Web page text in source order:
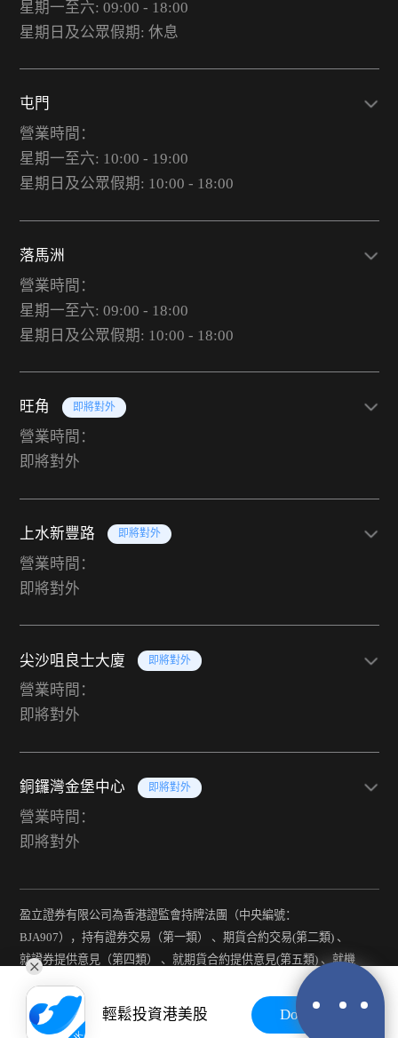
星期一至六: 09:00 - 18:00
星期日及公眾假期: 休息
屯門
營業時間：
星期一至六: 10:00 - 19:00
星期日及公眾假期: 10:00 - 18:00
落馬洲
營業時間：
星期一至六: 09:00 - 18:00
星期日及公眾假期: 10:00 - 18:00
旺角 即將對外
營業時間：
即將對外
上水新豐路 即將對外
營業時間：
即將對外
尖沙咀良士大廈 即將對外
營業時間：
即將對外
銅鑼灣金堡中心 即將對外
營業時間：
即將對外
盈立證券有限公司為香港證監會持牌法團（中央編號：
BJA907），持有證券交易（第一類） 、期貨合約交易(第二類) 、
就證券提供意見（第四類） 、就期貨合約提供意見(第五類) 、就機
構融資提供意見（第六類）及提供資產管理（第九類）牌照。
輕鬆投資港美股 Download